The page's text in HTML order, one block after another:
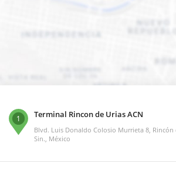
1 Terminal Rincon de Urias ACN
Blvd. Luis Donaldo Colosio Murrieta 8, Rincón
Sin., México